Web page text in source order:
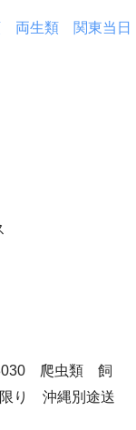
両生類 関東当日
爬虫類 飼
り 沖縄別途送